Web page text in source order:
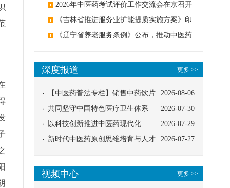
2026年中医药考试评价工作交流会在京召开
《吉林省推进服务业扩能提质实施方案》印
发：创建中医类国家医学中心
《辽宁省养老服务条例》公布，推动中医药
更多 >>
深度报道
2026-08-06
【中医药普法专栏】销售中药饮片
应告知煎服方法及注意事项
2026-07-30
共同坚守中国特色医疗卫生体系
2026-07-29
以科技创新推进中医药现代化
2026-07-27
新时代中医药原创思维培育与人才
更多 >>
视频中心